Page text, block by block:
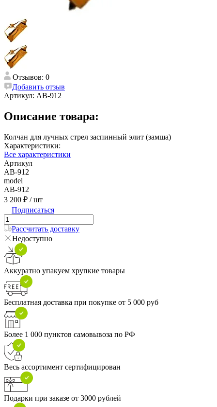
Отзывов: 0
Добавить отзыв
Артикул: AB-912
Описание товара:
Колчан для лучных стрел заспинный элит (замша)
Характеристики:
Все характеристики
Артикул
AB-912
model
AB-912
3 200 ₽ / шт
Подписаться
Рассчитать доставку
Недоступно
Аккуратно упакуем хрупкие товары
Бесплатная доставка при покупке от 5 000 руб
Более 1 000 пунктов самовывоза по РФ
Весь ассортимент сертифицирован
Подарки при заказе от 3000 рублей